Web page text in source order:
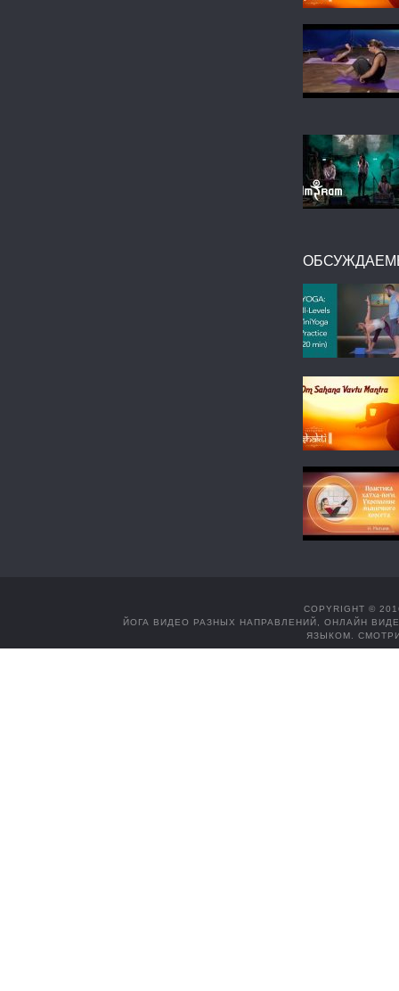
COPYRIGHT ©
ЙОГА ВИДЕО РАЗНЫХ НАПРАВЛЕНИЙ, ОНЛАЙН
ЯЗЫКОМ.